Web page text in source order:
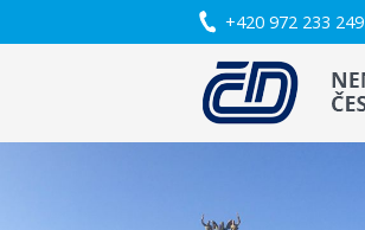
+420 972 233 249